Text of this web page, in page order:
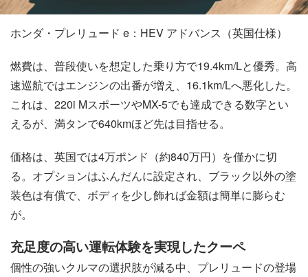
ホンダ・プレリュード e：HEV アドバンス（英国仕様）
燃費は、普段使いを想定した乗り方で19.4km/Lと優秀。高
速巡航ではエンジンの出番が増え、16.1km/Lへ悪化した。
これは、220i MスポーツやMX-5でも達成できる数字とい
えるが、満タンで640kmほど先は目指せる。
価格は、英国では4万ポンド（約840万円）を僅かに切
る。オプションはふんだんに設定され、ブラック以外の塗
装色は有償で、ボディを少し飾れば金額は簡単に膨らむ
が。
充足度の高い運転体験を実現したクーペ
個性の強いクルマの選択肢が減る中、プレリュードの登場